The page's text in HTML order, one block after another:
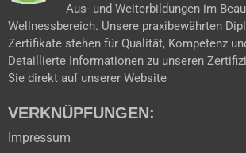
Aus- und Weiterbildungen im
Wellnessbereich. Unsere praxibewährten
Zertifikate stehen für Qualität, Kompetenz
Detaillierte Informationen zu unseren
Sie direkt auf unserer Website
VERKNÜPFUNGEN:
Impressum